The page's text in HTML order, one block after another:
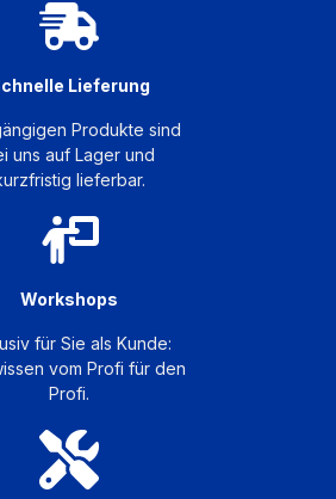
Lieferung
Produkte sind
uns auf Lager und
lieferbar.
Workshops
für Sie als Kunde:
vom Profi für den
Profi.